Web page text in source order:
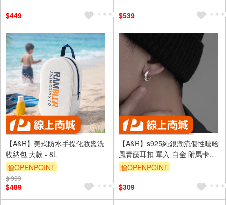
$449 $539
【A&R】美式防水手提化妝盥洗
收納包 大款 - 8L
贈OPENPOINT
訂單滿999享95折
$ 999
$489
【A&R】s925純銀潮流個性嘻哈
風青藤耳扣 單入 白金 附馬卡收
納盒
贈OPENPOINT
$309